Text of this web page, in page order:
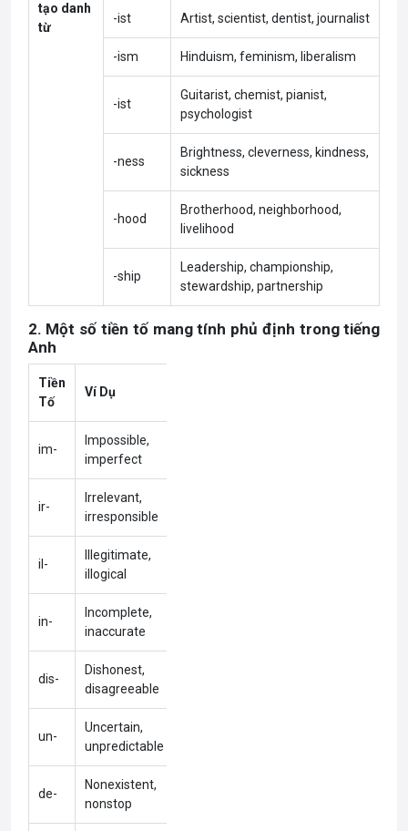
tạo danh
từ
-ist Artist, scientist, dentist, journalist
-ism Hinduism, feminism, liberalism
-ist
Guitarist, chemist, pianist,
psychologist
-ness
Brightness, cleverness, kindness,
sickness
-hood
Brotherhood, neighborhood,
livelihood
-ship
Leadership, championship,
stewardship, partnership
2. Một số tiền tố mang tính phủ định trong tiếng
Anh
Tiền
Tố
Ví Dụ
im-
Impossible,
imperfect
ir-
Irrelevant,
irresponsible
il-
Illegitimate,
illogical
in-
Incomplete,
inaccurate
dis-
Dishonest,
disagreeable
un-
Uncertain,
unpredictable
de-
Nonexistent,
nonstop